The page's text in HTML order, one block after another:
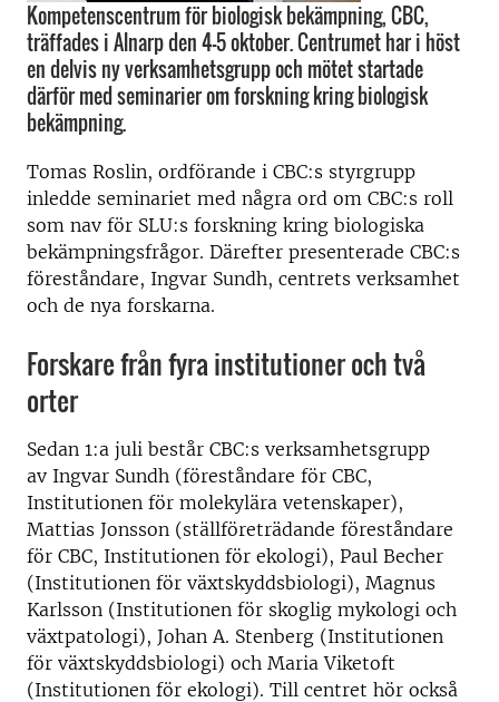
Kompetenscentrum för biologisk bekämpning, CBC,
träffades i Alnarp den 4–5 oktober. Centrumet har i höst
en delvis ny verksamhetsgrupp och mötet startade
därför med seminarier om forskning kring biologisk
bekämpning.
Tomas Roslin, ordförande i CBC:s styrgrupp
inledde seminariet med några ord om CBC:s roll
som nav för SLU:s forskning kring biologiska
bekämpningsfrågor. Därefter presenterade CBC:s
föreståndare, Ingvar Sundh, centrets verksamhet
och de nya forskarna.
Forskare från fyra institutioner och två
orter
Sedan 1:a juli består CBC:s verksamhetsgrupp
av Ingvar Sundh (föreståndare för CBC,
Institutionen för molekylära vetenskaper),
Mattias Jonsson (ställföreträdande föreståndare
för CBC, Institutionen för ekologi), Paul Becher
(Institutionen för växtskyddsbiologi), Magnus
Karlsson (Institutionen för skoglig mykologi och
växtpatologi), Johan A. Stenberg (Institutionen
för växtskyddsbiologi) och Maria Viketoft
(Institutionen för ekologi). Till centret hör också